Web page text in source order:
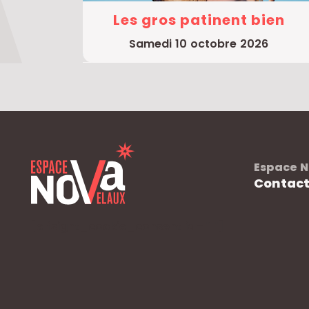
Les gros patinent bien
samedi 10 octobre 2026
Espace